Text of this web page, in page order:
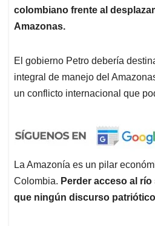
colombiano frente al
Amazonas.
El gobierno Petro debería
integral de manejo del
un conflicto internacional que
La Amazonía es un pilar
Colombia. Perder acceso al
que ningún discurso